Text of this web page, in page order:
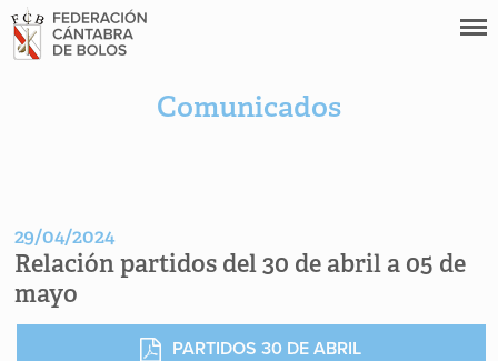
Comunicados
29/04/2024
Relación partidos del 30 de abril a 05 de
mayo
PARTIDOS 30 DE ABRIL